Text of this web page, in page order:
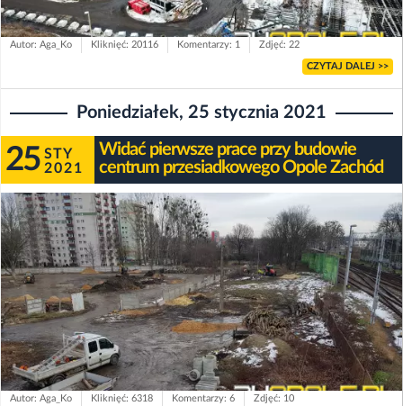
Autor: Aga_Ko Kliknięć: 20116 Komentarzy: 1 Zdjęć: 22
CZYTAJ DALEJ >>
Poniedziałek, 25 stycznia 2021
25 STY
2021
Widać pierwsze prace przy budowie
centrum przesiadkowego Opole Zachód
Autor: Aga_Ko Kliknięć: 6318 Komentarzy: 6 Zdjęć: 10